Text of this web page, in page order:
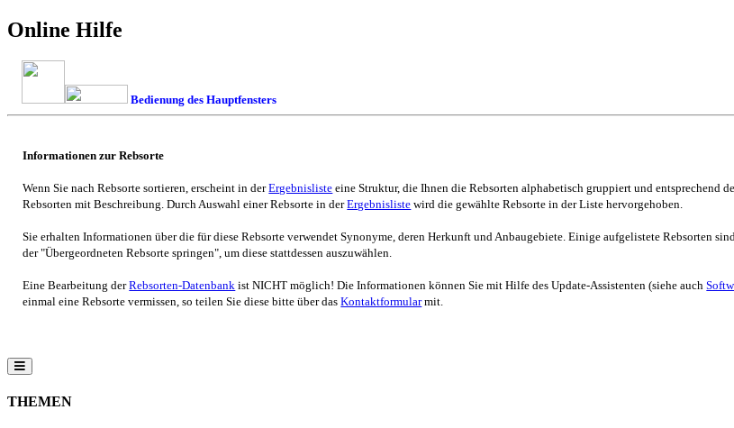
Online Hilfe
Bedienung des Hauptfensters
Informationen zur Rebsorte
Wenn Sie nach Rebsorte sortieren, erscheint in derErgebnisliste eine Struktur, die Ihnen die Rebsorten alphabetisch gruppiert und entsprechend
Rebsorten mit Beschreibung. Durch Auswahl einer Rebsorte in derErgebnisliste wird die gewählte Rebsorte in der Liste hervorgehoben.
Sie erhalten Informationen über die für diese Rebsorte verwendet Synonyme, deren Herkunft und Anbaugebiete. Einige aufgelistete Rebsorten
der "Übergeordneten Rebsorte springen", um diese stattdessen auszuwählen.
Eine Bearbeitung derRebsorten-Datenbank ist NICHT möglich! Die Informationen können Sie mit Hilfe des Update-Assistenten (siehe auch
einmal eine Rebsorte vermissen, so teilen Sie diese bitte über dasKontaktformularmit.
THEMEN